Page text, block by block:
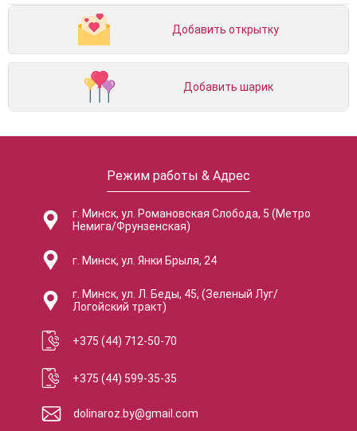
Добавить открытку
Добавить шарик
Режим работы & Адрес
г. Минск, ул. Романовская Слобода, 5 (Метро
Немига/Фрунзенская)
г. Минск, ул. Янки Брыля, 24
г. Минск, ул. Л. Беды, 45, (Зеленый Луг/
Логойский тракт)
+375 (44) 712-50-70
+375 (44) 599-35-35
dolinaroz.by@gmail.com